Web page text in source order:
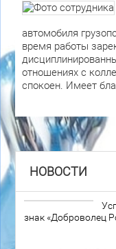
автомобиля
время работы
отношениях с
спокоен. Имеет
НОВОСТИ
знак «Доброволец